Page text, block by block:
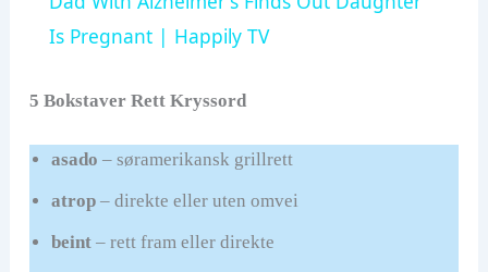
a
y
V
i
Is Pregnant | Happily TV
5 Bokstaver Rett Kryssord
asado – søramerikansk grillrett
atrop– direkte eller uten omvei
beint– rett fram eller direkte